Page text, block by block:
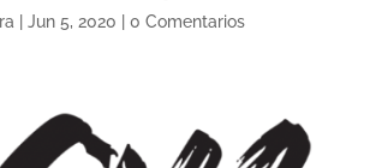
Jun 5, 2020 0 Comentarios